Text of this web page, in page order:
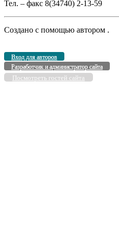
Тел. – факс 8(34740) 2-13-59
Создано с помощью автором .
Вход для авторов
Разработчик и администратор сайта
Посмотреть гостей сайта